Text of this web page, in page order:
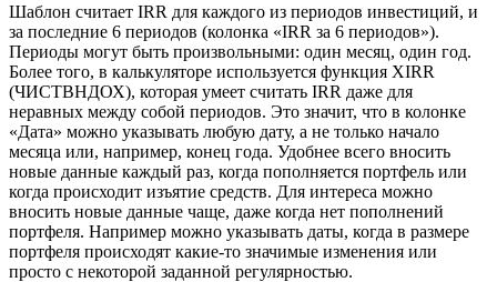
Шаблон считает IRR для каждого из периодов инвестиций, и
за последние 6 периодов (колонка «IRR за 6 периодов»).
Периоды могут быть произвольными: один месяц, один год.
Более того, в калькуляторе используется функция XIRR
(ЧИСТВНДОХ), которая умеет считать IRR даже для
неравных между собой периодов. Это значит, что в колонке
«Дата» можно указывать любую дату, а не только начало
месяца или, например, конец года. Удобнее всего вносить
новые данные каждый раз, когда пополняется портфель или
когда происходит изъятие средств. Для интереса можно
вносить новые данные чаще, даже когда нет пополнений
портфеля. Например можно указывать даты, когда в размере
портфеля происходят какие-то значимые изменения или
просто с некоторой заданной регулярностью.